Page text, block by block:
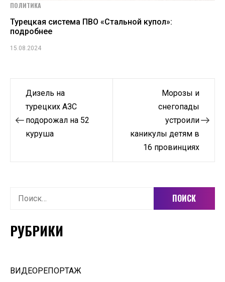
ПОЛИТИКА
Турецкая система ПВО «Стальной купол»:
подробнее
15.08.2024
Навигация
записям
Дизель на
турецких АЗС
подорожал на 52
куруша
Морозы и
снегопады
устроили
каникулы детям в
16 провинциях
Найти:
РУБРИКИ
ВИДЕОРЕПОРТАЖ